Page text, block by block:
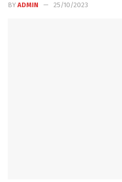
BY ADMIN 25/10/2023